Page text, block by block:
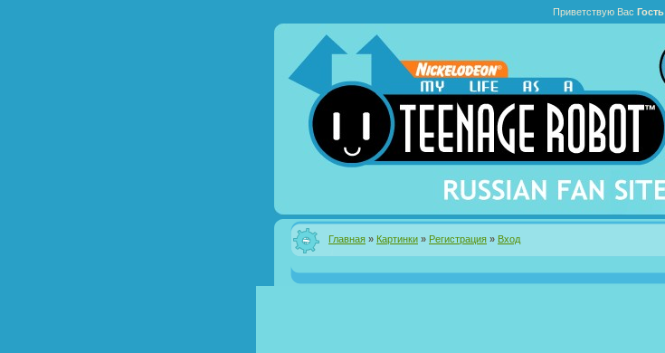
Приветствую Вас Гость
Главная » Картинки » Регистрация » Вход